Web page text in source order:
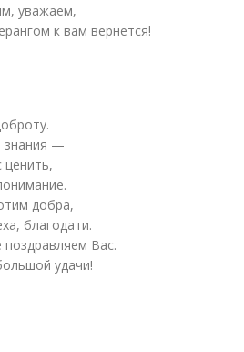
уважаем,
к вам вернется!
знания —
ценить,
добра,
благодати.
Вас.
удачи!